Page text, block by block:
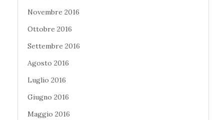
Novembre 2016
Ottobre 2016
Settembre 2016
Agosto 2016
Luglio 2016
Giugno 2016
Maggio 2016